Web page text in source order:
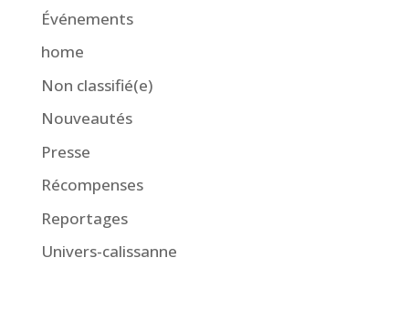
Événements
home
Non classifié(e)
Nouveautés
Presse
Récompenses
Reportages
Univers-calissanne